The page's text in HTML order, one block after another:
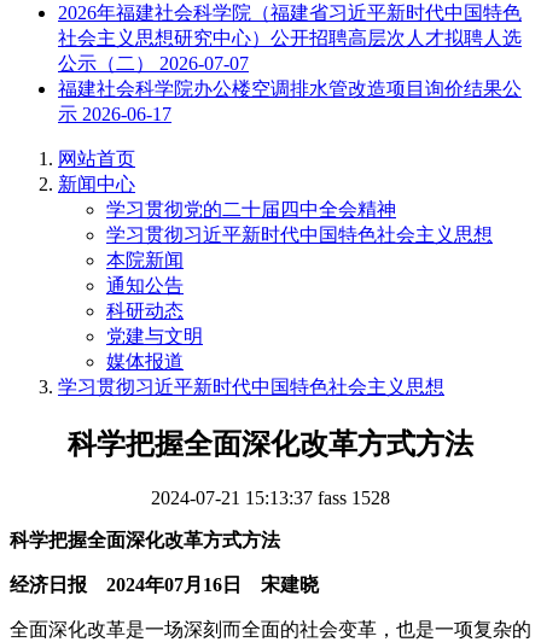
2026年福建社会科学院（福建省习近平新时代中国特色
社会主义思想研究中心）公开招聘高层次人才拟聘人选
公示（二） 2026-07-07
福建社会科学院办公楼空调排水管改造项目询价结果公
示 2026-06-17
网站首页
新闻中心
学习贯彻党的二十届四中全会精神
学习贯彻习近平新时代中国特色社会主义思想
本院新闻
通知公告
科研动态
党建与文明
媒体报道
学习贯彻习近平新时代中国特色社会主义思想
科学把握全面深化改革方式方法
2024-07-21 15:13:37 fass 1528
科学把握全面深化改革方式方法
经济日报 2024年07月 16 日 宋建晓
全面深化改革是一场深刻而全面的社会变革，也是一项复杂的